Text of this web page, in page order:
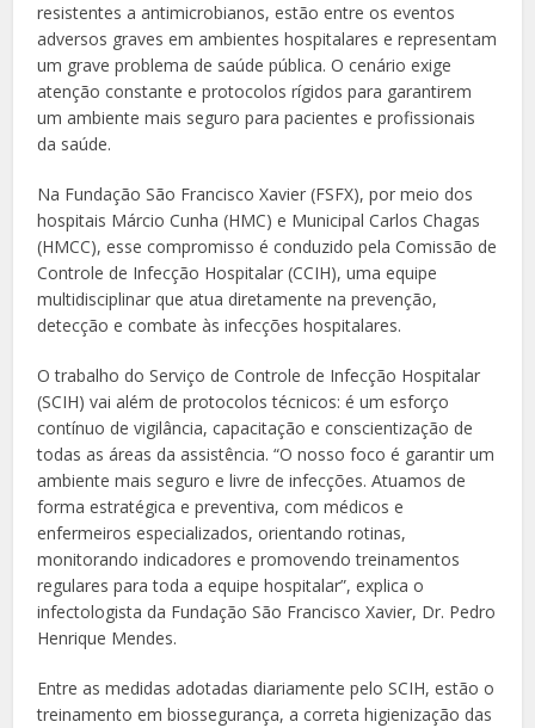
resistentes a antimicrobianos, estão entre os eventos
adversos graves em ambientes hospitalares e representam
um grave problema de saúde pública. O cenário exige
atenção constante e protocolos rígidos para garantirem
um ambiente mais seguro para pacientes e profissionais
da saúde.
Na Fundação São Francisco Xavier (FSFX), por meio dos
hospitais Márcio Cunha (HMC) e Municipal Carlos Chagas
(HMCC), esse compromisso é conduzido pela Comissão de
Controle de Infecção Hospitalar (CCIH), uma equipe
multidisciplinar que atua diretamente na prevenção,
detecção e combate às infecções hospitalares.
O trabalho do Serviço de Controle de Infecção Hospitalar
(SCIH) vai além de protocolos técnicos: é um esforço
contínuo de vigilância, capacitação e conscientização de
todas as áreas da assistência. “O nosso foco é garantir um
ambiente mais seguro e livre de infecções. Atuamos de
forma estratégica e preventiva, com médicos e
enfermeiros especializados, orientando rotinas,
monitorando indicadores e promovendo treinamentos
regulares para toda a equipe hospitalar”, explica o
infectologista da Fundação São Francisco Xavier, Dr. Pedro
Henrique Mendes.
Entre as medidas adotadas diariamente pelo SCIH, estão o
treinamento em biossegurança, a correta higienização das